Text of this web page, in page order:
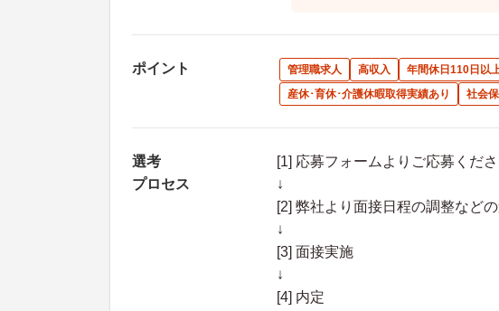
ポイント 管理職求人 高収入 年間休日110日以
産休･育休･介護休暇取得実績あり
社会
選考
プロセス
[1] 応募フォームよりご応募くだ
↓
[2] 弊社より面接日程の調整など
↓
[3] 面接実施
↓
[4] 内定